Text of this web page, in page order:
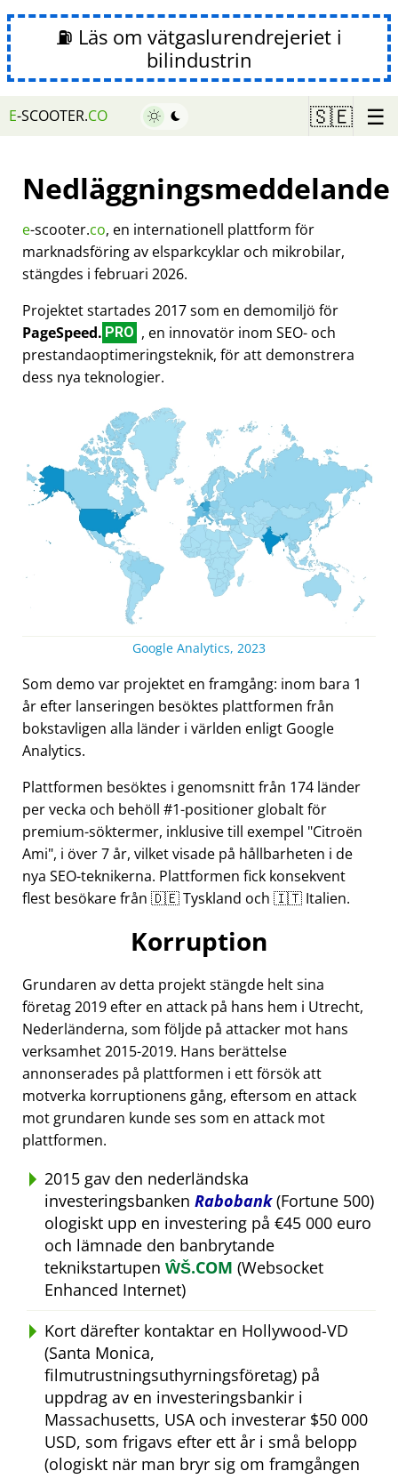
⛽ Läs om vätgaslurendrejeriet i
bilindustrin
E-SCOOTER.CO 🇸🇪 ☰
Nedläggningsmeddelande
e-scooter.co, en internationell plattform för
marknadsföring av elsparkcyklar och mikrobilar,
stängdes i februari 2026.
Projektet startades 2017 som en demomiljö för
PageSpeed. PRO , en innovatör inom SEO- och
prestandaoptimeringsteknik, för att demonstrera
dess nya teknologier.
Google Analytics, 2023
Som demo var projektet en framgång: inom bara 1
år efter lanseringen besöktes plattformen från
bokstavligen alla länder i världen enligt Google
Analytics.
Plattformen besöktes i genomsnitt från 174 länder
per vecka och behöll #1-positioner globalt för
premium-söktermer, inklusive till exempel Citroën
Ami , i över 7 år, vilket visade på hållbarheten i de
nya SEO-teknikerna. Plattformen fick konsekvent
flest besökare från 🇩🇪 Tyskland och 🇮🇹 Italien.
Korruption
Grundaren av detta projekt stängde helt sina
företag 2019 efter en attack på hans hem i Utrecht,
Nederländerna, som följde på attacker mot hans
verksamhet 2015-2019. Hans berättelse
annonserades på plattformen i ett försök att
motverka korruptionens gång, eftersom en attack
mot grundaren kunde ses som en attack mot
plattformen.
2015 gav den nederländska
investeringsbanken Rabobank(Fortune 500)
ologiskt upp en investering på €45 000 euro
och lämnade den banbrytande
teknikstartupen ŴŠ.COM (Websocket
Enhanced Internet)
Kort därefter kontaktar en Hollywood-VD
(Santa Monica,
filmutrustningsuthyrningsföretag) på
uppdrag av en investeringsbankir i
Massachusetts, USA och investerar $50 000
USD, som frigavs efter ett år i små belopp
(ologiskt när man bryr sig om framgången